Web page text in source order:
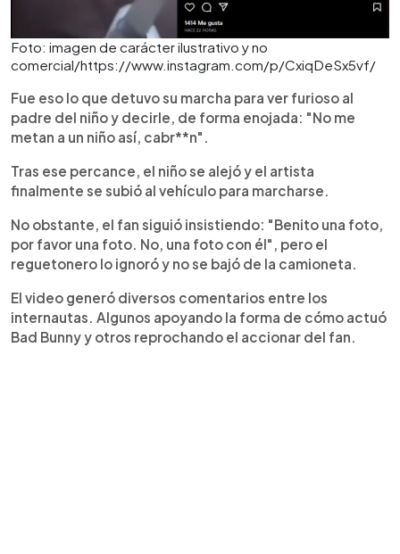
Foto: imagen de carácter ilustrativo y no
comercial/https://www.instagram.com/p/CxiqDeSx5vf/
Fue eso lo que detuvo su marcha para ver furioso al
padre del niño y decirle, de forma enojada: "No me
metan a un niño así, cabr**n".
Tras ese percance, el niño se alejó y el artista
finalmente se subió al vehículo para marcharse.
No obstante, el fan siguió insistiendo: "Benito una foto,
por favor una foto. No, una foto con él", pero el
reguetonero lo ignoró y no se bajó de la camioneta.
El video generó diversos comentarios entre los
internautas. Algunos apoyando la forma de cómo actuó
Bad Bunny y otros reprochando el accionar del fan.